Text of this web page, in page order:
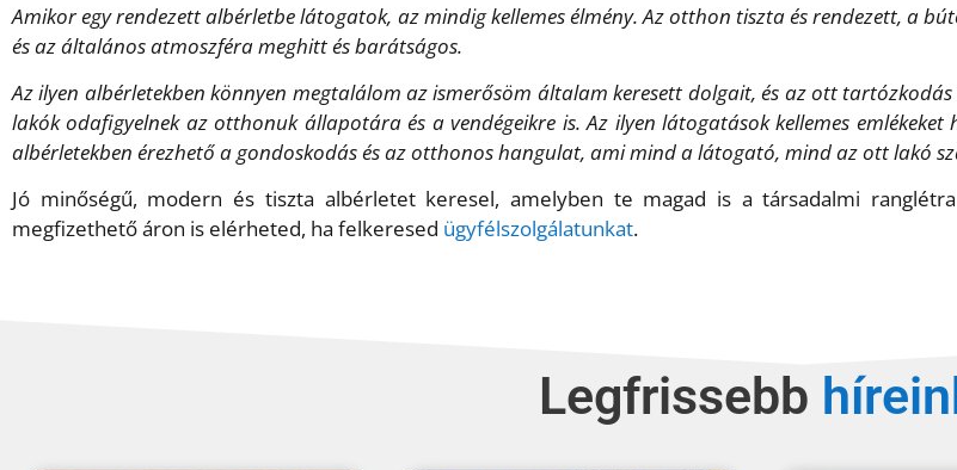
Amikor egy rendezett albérletbe látogatok, az mindig kellemes élmény. Az otthon tiszta és rendezett, a
és az általános atmoszféra meghitt és barátságos.
Az ilyen albérletekben könnyen megtalálom az ismerősöm általam keresett dolgait, és az ott
lakók odafigyelnek az otthonuk állapotára és a vendégeikre is. Az ilyen látogatások kellemes
albérletekben érezhető a gondoskodás és az otthonos hangulat, ami mind a látogató, mind az ott lakó
Jó minőségű, modern és tiszta albérletet keresel, amelyben te magad is a társadalmi
megfizethető áron is elérheted, ha felkeresed ügyfélszolgálatunkat.
Legfrissebb